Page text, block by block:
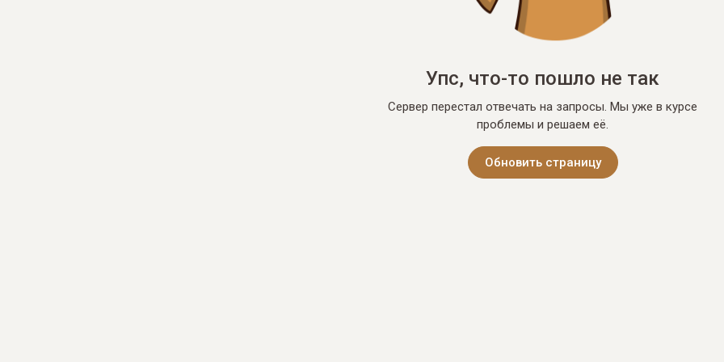
Упс, что-то пошло не так
Сервер перестал отвечать на запросы. Мы уже в курсе
проблемы и решаем её.
Обновить страницу